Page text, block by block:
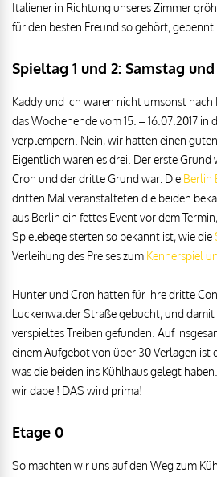
Italiener in Richtung unseres Zimmer
für den besten Freund so gehört, gepennt.
Spieltag 1 und 2: Samstag
Kaddy und ich waren nicht umsonst
das Wochenende vom 15. – 16.07.2017 in
verplempern. Nein, wir hatten einen
Eigentlich waren es drei. Der erste
Cron und der dritte Grund war: Die Berlin
dritten Mal veranstalteten die beiden
aus Berlin ein fettes Event vor dem
Spielebegeisterten so bekannt ist, wie die
Verleihung des Preises zum Kennerspiel
Hunter und Cron hatten für ihre dritte
Luckenwalder Straße gebucht, und
verspieltes Treiben gefunden. Auf
einem Aufgebot von über 30 Verlagen ist
was die beiden ins Kühlhaus gelegt
wir dabei! DAS wird prima!
Etage 0
So machten wir uns auf den Weg zum